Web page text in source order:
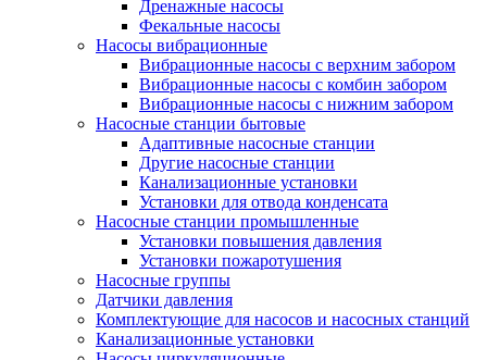
Дренажные насосы
Фекальные насосы
Насосы вибрационные
Вибрационные насосы с верхним забором
Вибрационные насосы с комбин забором
Вибрационные насосы с нижним забором
Насосные станции бытовые
Адаптивные насосные станции
Другие насосные станции
Канализационные установки
Установки для отвода конденсата
Насосные станции промышленные
Установки повышения давления
Установки пожаротушения
Насосные группы
Датчики давления
Комплектующие для насосов и насосных станций
Канализационные установки